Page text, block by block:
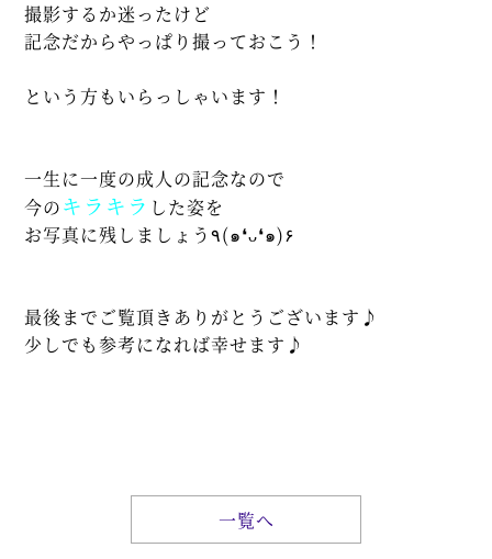
撮影するか迷ったけど
記念だからやっぱり撮っておこう！
という方もいらっしゃいます！
一生に一度の成人の記念なので
今のキラキラ した姿を
お写真に残しましょう٩(๑❛ᴗ❛๑)۶
最後までご覧頂きありがとうございます♪
少しでも参考になれば幸せます♪
一覧へ